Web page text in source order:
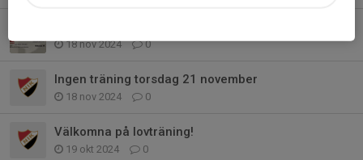
18 nov 2024 0
Ingen träning torsdag 21 november
18 nov 2024 0
Välkomna på lovträning!
19 okt 2024 0